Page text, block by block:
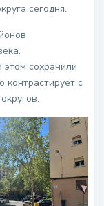
сегодня.
сохранили
контрастирует с